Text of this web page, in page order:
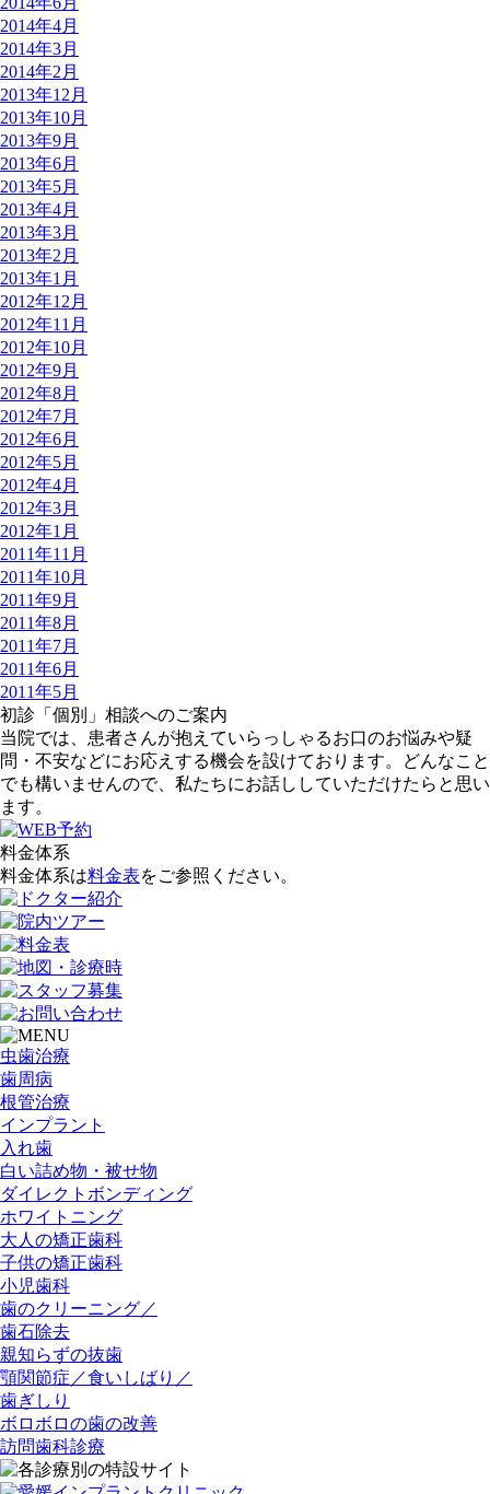
2014年4月
2014年3月
2014年2月
2013年12月
2013年10月
2013年9月
2013年6月
2013年5月
2013年4月
2013年3月
2013年2月
2013年1月
2012年12月
2012年11月
2012年10月
2012年9月
2012年8月
2012年7月
2012年6月
2012年5月
2012年4月
2012年3月
2012年1月
2011年11月
2011年10月
2011年9月
2011年8月
2011年7月
2011年6月
2011年5月
初診「個別」相談へのご案内
当院では、患者さんが抱えていらっしゃるお口のお悩みや疑
問・不安などにお応えする機会を設けております。どんなこと
でも構いませんので、私たちにお話ししていただけたらと思い
ます。
料金体系
料金体系は料金表をご参照ください。
虫歯治療
歯周病
根管治療
インプラント
入れ歯
白い詰め物・被せ物
ダイレクトボンディング
ホワイトニング
大人の矯正歯科
子供の矯正歯科
小児歯科
歯のクリーニング／
歯石除去
親知らずの抜歯
顎関節症／食いしばり／
歯ぎしり
ボロボロの歯の改善
訪問歯科診療